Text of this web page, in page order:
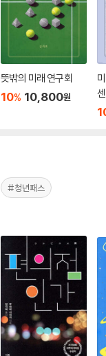
뜻밖의 미래 연구회
10% 10,800원
센
#청년패스